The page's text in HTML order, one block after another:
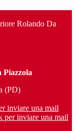
Rolando Da
(PD)
inviare una mail
per inviare una mail